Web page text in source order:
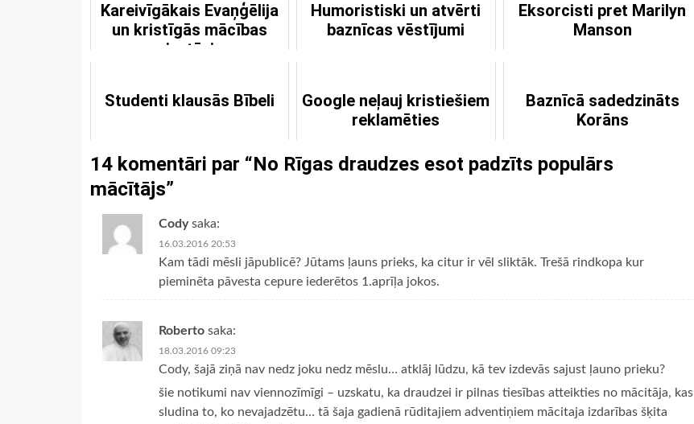
Kareivīgākais Evaņģēlija
un kristīgās mācības
aizstāvis
Humoristiski un atvērti
baznīcas vēstījumi
Eksorcisti pret Marilyn
Manson
Studenti klausās Bībeli
Google neļauj kristiešiem
reklamēties
Baznīcā sadedzināts
Korāns
14 komentāri par “No Rīgas draudzes esot padzīts populārs
mācītājs”
Cody saka:
16.03.2016 20:53
Kam tādi mēsli jāpublicē? Jūtams ļauns prieks, ka citur ir vēl sliktāk. Trešā rindkopa kur
pieminēta pāvesta cepure iederētos 1.aprīļa jokos.
Roberto saka:
18.03.2016 09:23
Cody, šajā ziņā nav nedz joku nedz mēslu… atklāj lūdzu, kā tev izdevās sajust ļauno prieku?
šie notikumi nav viennozīmīgi – uzskatu, ka draudzei ir pilnas tiesības atteikties no mācitāja, kas
sludina to, ko nevajadzētu… tā šaja gadienā rūditajiem adventiņiem mācitaja izdarības šķita